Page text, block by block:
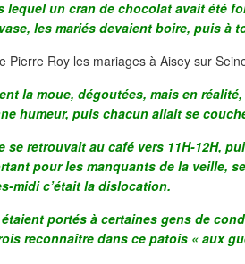
lequel un cran de chocolat avait été
les mariés devaient boire, puis à
la moue, dégoutées, mais en
humeur, puis chacun allait se
se retrouvait au café vers 11H-12H,
pour les manquants de la veille,
midi c’était la dislocation.
portés à certaines gens de
reconnaître dans ce patois « aux